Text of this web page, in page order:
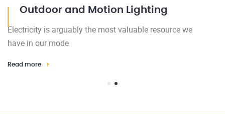
Outdoor and Motion Lighting
Electricity is arguably the most valuable resource we
have in our mode
Read more